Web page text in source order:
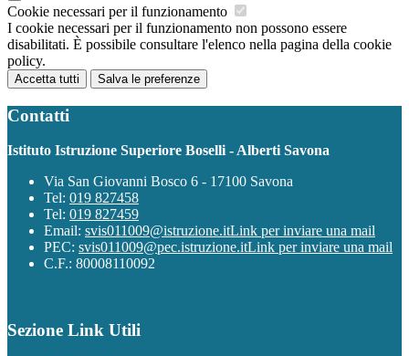
Cookie necessari per il funzionamento
I cookie necessari per il funzionamento non possono essere
disabilitati. È possibile consultare l'elenco nella pagina della cookie
policy.
Accetta tutti Salva le preferenze
Contatti
Istituto Istruzione Superiore Boselli - Alberti Savona
Via San Giovanni Bosco 6 - 17100 Savona
Tel: 019 827458
Tel: 019 827459
Email: svis011009@istruzione.itLink per inviare una mail
PEC: svis011009@pec.istruzione.itLink per inviare una mail
C.F.: 80008110092
Sezione Link Utili